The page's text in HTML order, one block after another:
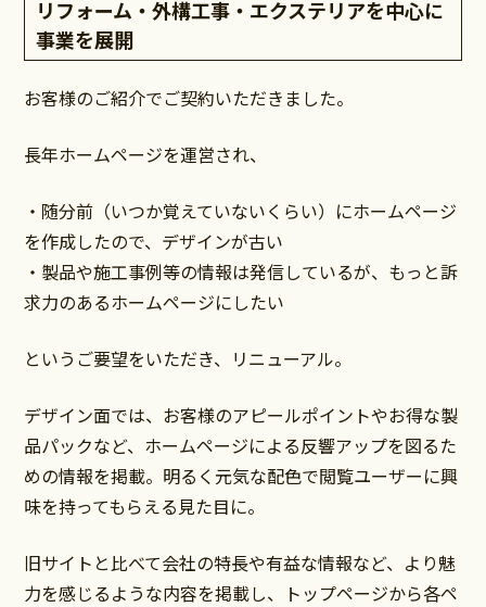
リフォーム・外構工事・エクステリアを中心に
事業を展開
お客様のご紹介でご契約いただきました。
長年ホームページを運営され、
・随分前（いつか覚えていないくらい）にホームページ
を作成したので、デザインが古い
・製品や施工事例等の情報は発信しているが、もっと訴
求力のあるホームページにしたい
というご要望をいただき、リニューアル。
デザイン面では、お客様のアピールポイントやお得な製
品パックなど、ホームページによる反響アップを図るた
めの情報を掲載。明るく元気な配色で閲覧ユーザーに興
味を持ってもらえる見た目に。
旧サイトと比べて会社の特長や有益な情報など、より魅
力を感じるような内容を掲載し、トップページから各ペ